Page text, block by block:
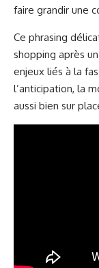
faire grandir une
Ce phrasing
shopping après
enjeux liés à la
l’anticipation, la
aussi bien sur